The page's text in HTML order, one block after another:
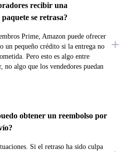
recibir una
se retrasa?
Prime, Amazon puede ofrecer
un pequeño crédito si la entrega no
Pero esto es algo entre
no algo que los vendedores puedan
obtener un reembolso por
Si el retraso ha sido culpa